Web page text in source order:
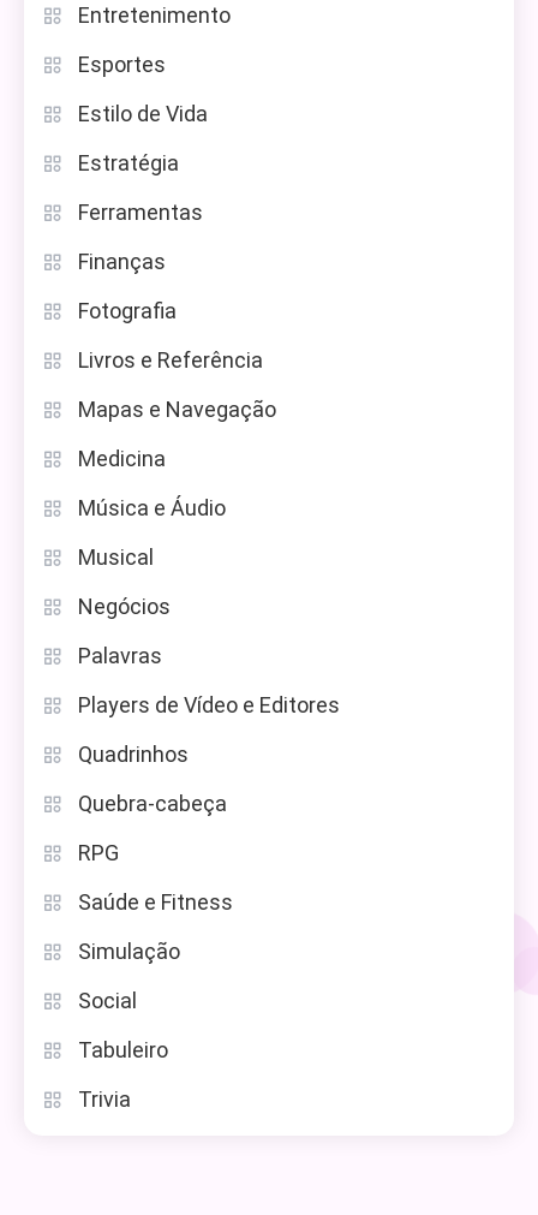
Entretenimento
Esportes
Estilo de Vida
Estratégia
Ferramentas
Finanças
Fotografia
Livros e Referência
Mapas e Navegação
Medicina
Música e Áudio
Musical
Negócios
Palavras
Players de Vídeo e Editores
Quadrinhos
Quebra-cabeça
RPG
Saúde e Fitness
Simulação
Social
Tabuleiro
Trivia